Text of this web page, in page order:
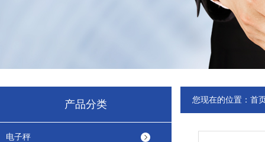
产品分类
电子秤
您现在的位置： 首